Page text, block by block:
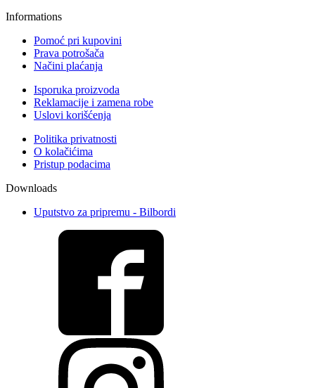
Informations
Pomoć pri kupovini
Prava potrošača
Načini plaćanja
Isporuka proizvoda
Reklamacije i zamena robe
Uslovi korišćenja
Politika privatnosti
O kolačićima
Pristup podacima
Downloads
Uputstvo za pripremu - Bilbordi